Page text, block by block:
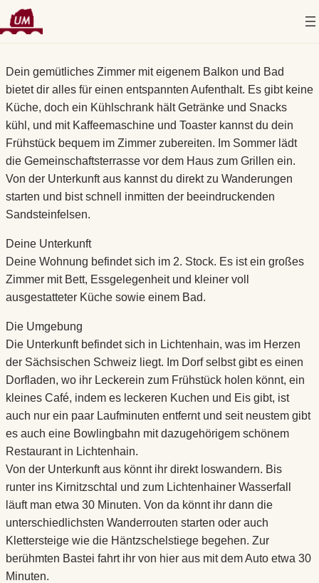
Inhalt
springen
Dein gemütliches Zimmer mit eigenem Balkon und Bad
bietet dir alles für einen entspannten Aufenthalt. Es gibt keine
Küche, doch ein Kühlschrank hält Getränke und Snacks
kühl, und mit Kaffeemaschine und Toaster kannst du dein
Frühstück bequem im Zimmer zubereiten. Im Sommer lädt
die Gemeinschaftsterrasse vor dem Haus zum Grillen ein.
Von der Unterkunft aus kannst du direkt zu Wanderungen
starten und bist schnell inmitten der beeindruckenden
Sandsteinfelsen.
Deine Unterkunft
Deine Wohnung befindet sich im 2. Stock. Es ist ein großes
Zimmer mit Bett, Essgelegenheit und kleiner voll
ausgestatteter Küche sowie einem Bad.
Die Umgebung
Die Unterkunft befindet sich in Lichtenhain, was im Herzen
der Sächsischen Schweiz liegt. Im Dorf selbst gibt es einen
Dorfladen, wo ihr Leckerein zum Frühstück holen könnt, ein
kleines Café, indem es leckeren Kuchen und Eis gibt, ist
auch nur ein paar Laufminuten entfernt und seit neustem gibt
es auch eine Bowlingbahn mit dazugehörigem schönem
Restaurant in Lichtenhain.
Von der Unterkunft aus könnt ihr direkt loswandern. Bis
runter ins Kirnitzschtal und zum Lichtenhainer Wasserfall
läuft man etwa 30 Minuten. Von da könnt ihr dann die
unterschiedlichsten Wanderrouten starten oder auch
Klettersteige wie die Häntzschelstiege begehen. Zur
berühmten Bastei fahrt ihr von hier aus mit dem Auto etwa 30
Minuten.